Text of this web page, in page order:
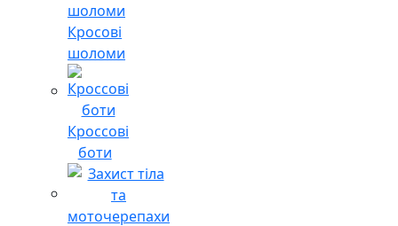
Кросові
шоломи
Кроссові
боти